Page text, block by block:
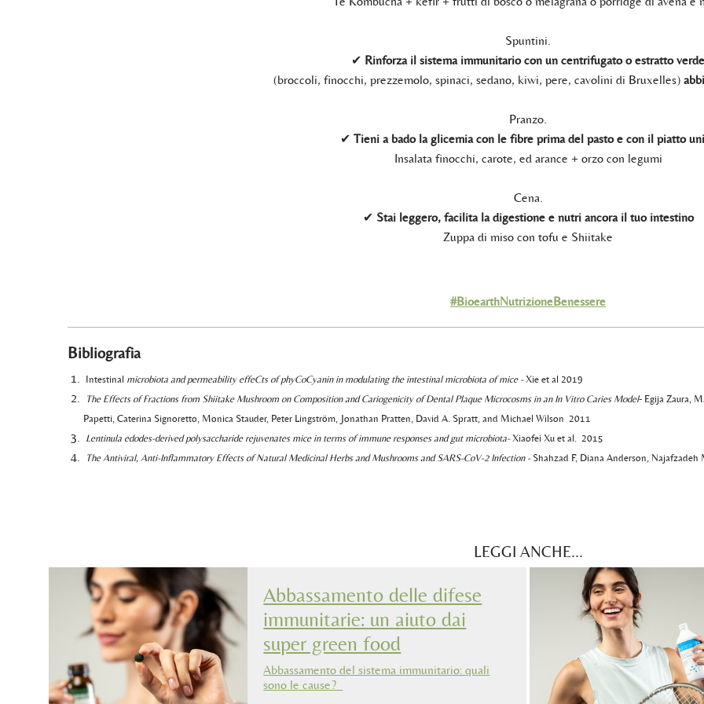
Spuntini.
✔ Rinforza il sistema immunitario con un centrifugato o estratto verde
(broccoli, finocchi, prezzemolo, spinaci, sedano, kiwi, pere, cavolini di Bruxelles)
Pranzo.
✔ Tieni a bado la glicemia con le fibre prima del pasto e con il piatto
Insalata finocchi, carote, ed arance + orzo con legumi
Cena.
✔ Stai leggero, facilita la digestione e nutri ancora il tuo intestino
Zuppa di miso con tofu e Shiitake
#BioearthNutrizioneBenessere
Bibliografia
Intestinal microbiota and permeability effeCts of phyCoCyanin in modulating the intestinal microbiota of mice -Xie et al 2019
The Effects of Fractions from Shiitake Mushroom on Composition and Cariogenicity of Dental Plaque Microcosms in an In Vitro Caries Model- Egija Zaura,
Papetti, Caterina Signoretto, Monica Stauder, Peter Lingström, Jonathan Pratten, David A. Spratt, and Michael Wilson 2011
Lentinula edodes-derived polysaccharide rejuvenates mice in terms of immune responses and gut microbiota-Xiaofei Xu et al. 2015
The Antiviral, Anti-Inflammatory Effects of Natural Medicinal Herbs and Mushrooms and SARS-CoV-2 Infection - Shahzad F, Diana Anderson, Najafzadeh
LEGGI ANCHE...
Abbassamento delle difese
immunitarie: un aiuto dai
super green food
Abbassamento del sistema immunitario: quali
sono le cause?